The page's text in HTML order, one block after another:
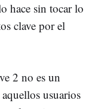
hace sin tocar lo
clave por el
2 no es un
usuarios